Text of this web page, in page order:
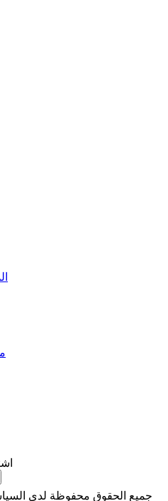
2011 © جميع الحقوق محفوظة لدى